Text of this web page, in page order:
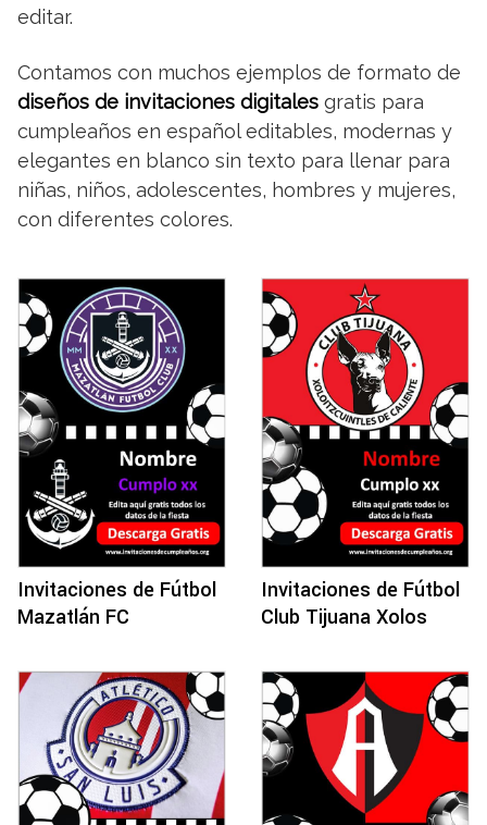
editar.
Contamos con muchos ejemplos de formato de
diseños de invitaciones digitales gratis para
cumpleaños en español editables, modernas y
elegantes en blanco sin texto para llenar para
niñas, niños, adolescentes, hombres y mujeres,
con diferentes colores.
Invitaciones de Fútbol
Mazatlán FC
Invitaciones de Fútbol
Club Tijuana Xolos